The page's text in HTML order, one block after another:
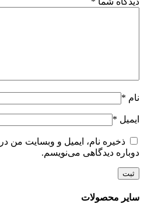
نام *
ایمیل *
ذخیره نام، ایمیل و وبسایت من
دوباره دیدگاهی می‌نویسم.
سایر محصولات